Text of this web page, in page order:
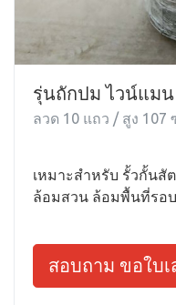
รุ่นถักปม ไวน์แมน
ลวด 10 แถว / สูง 107
เหมาะสำหรับ รั้วกั้นสั
ล้อมสวน ล้อมพื้นที่รอ
สอบถาม ขอใบ